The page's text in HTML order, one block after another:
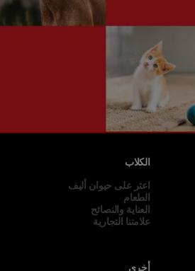
الكلاب
اعثر على حيوان أليف
الطعام
العناية والنصائح
علامتنا التجارية
أخرى